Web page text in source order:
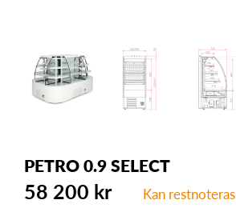
PETRO 0.9 SELECT
58 200 kr Kan restnoteras